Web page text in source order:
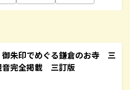
朱印でめぐる鎌倉のお寺 三
音完全掲載 三訂版